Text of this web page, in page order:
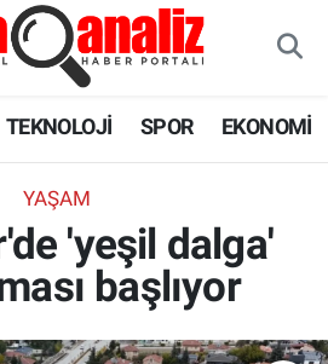
TEKNOLOJİ SPOR EKONOMİ
YAŞAM
'yeşil dalga'
başlıyor
ve Fikstür